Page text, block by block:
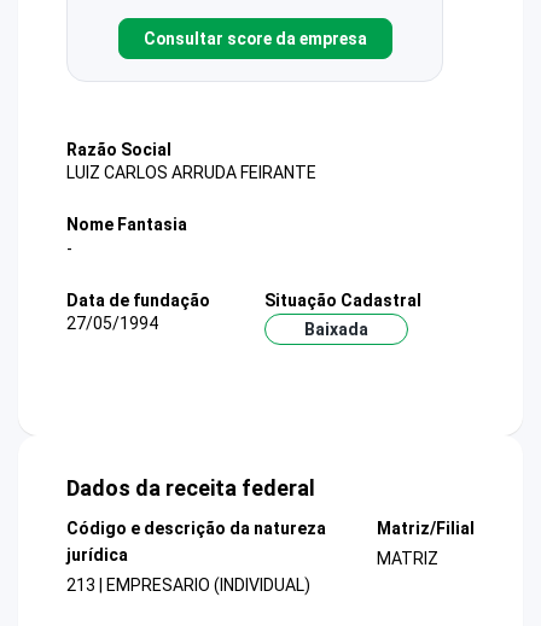
Consultar score da empresa
Razão Social
LUIZ CARLOS ARRUDA FEIRANTE
Nome Fantasia
-
Data de fundação
27/05/1994
Situação Cadastral
Baixada
Dados da receita federal
Código e descrição da natureza
jurídica
213 | EMPRESARIO (INDIVIDUAL)
Matriz/Filial
MATRIZ